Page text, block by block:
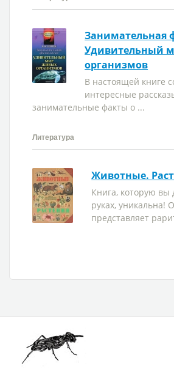
Занимательная
Удивительный
организмов
В настоящей книге
интересные
занимательные факты о ...
Литература
Животные.
Книга, которую вы
руках, уникальна!
представляет